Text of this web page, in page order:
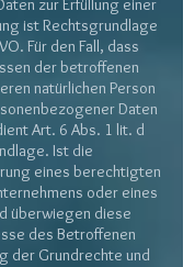
zur Erfüllung einer
ist Rechtsgrundlage
Für den Fall, dass
der betroffenen
natürlichen Person
Daten
Art. 6 Abs. 1 lit. d
Ist die
eines berechtigten
oder eines
überwiegen diese
des Betroffenen
der Grundrechte und